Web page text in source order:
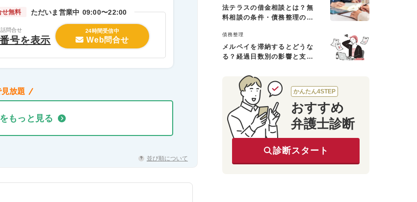
せ無料 ただいま営業中 09:00〜22:00
問合せ
号を表示
24時間受信中
Web問合せ
放題
もっと見る
並び順について
法テラスの借金相談とは？無
料相談の条件・債務整理の費
債務整理
メルペイを滞納するとどうな
る？経過日数別の影響と支払
かんたん4STEP
おすすめ
弁護士診断
診断スタート